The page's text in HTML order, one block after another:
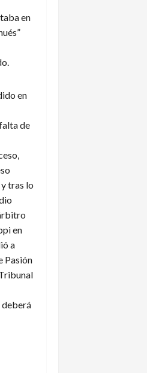
en
en
de
tras lo
en
a
Pasión
deberá